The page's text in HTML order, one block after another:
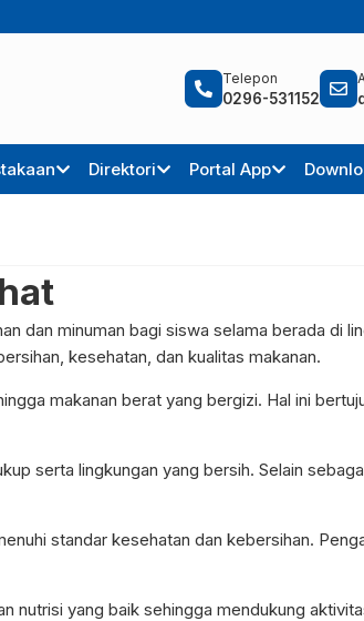
Telepon
0296-531152
Direktori Portal App
dan minuman bagi siswa selama berada di
kesehatan, dan kualitas makanan.
makanan berat yang bergizi. Hal ini
serta lingkungan yang bersih. Selain
standar kesehatan dan kebersihan.
nutrisi yang baik sehingga mendukung